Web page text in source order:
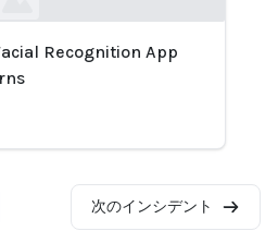
Recognition App
次のインシデント